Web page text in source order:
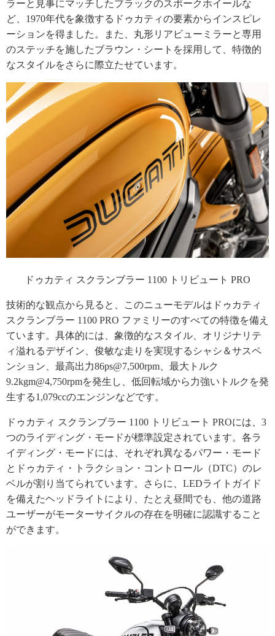
ラーと見事にマッチしたブラックのスポークホイールな
ど、1970年代を象徴するドゥカティの要素からインスピレ
ーションを得ました。また、丸形リアビューミラーと専用
のステッチを施したブラウン・シートを採用して、特徴的
なスタイルをさらに際立たせています。
ドゥカティ スクランブラー 1100 トリビュート PRO
技術的な観点から見ると、このニューモデルはドゥカティ
スクランブラー 1100 PRO ファミリーのすべての特徴を備え
ています。具体的には、象徴的なスタイル、オリジナリテ
ィ溢れるデザイン、俊敏な走りを実現するシャシ＆サスペ
ンション、最高出力86ps@7,500rpm、最大トルク
9.2kgm@4,750rpmを発生し、低回転域から力強いトルクを発
生する1,079ccのエンジンなどです。
ドゥカティ スクランブラー 1100 トリビュート PROには、3
つのライディング・モードが標準設定されています。各ラ
イディング・モードには、それぞれ異なるパワー・モード
とドゥカティ・トラクション・コントロール（DTC）のレ
ベルが割り当てられています。さらに、LEDライトガイド
を備えたヘッドライトにより、たとえ昼間でも、他の道路
ユーザーがモーターサイクルの存在を明確に認識すること
ができます。